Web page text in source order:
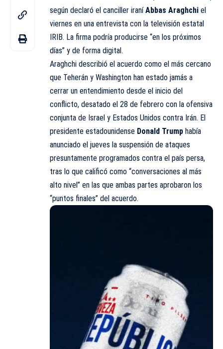
según declaró el canciller iraníAbbas Araghchi el
viernes en una entrevista con la televisión estatal
IRIB. La firma podría producirse “en los próximos
días” y de forma digital.
Araghchi describió el acuerdo como el más cercano
que Teherán y Washington han estado jamás a
cerrar un entendimiento desde el inicio del
conflicto, desatado el 28 de febrero con la ofensiva
conjunta de Israel y Estados Unidos contra Irán. El
presidente estadounidense Donald Trump había
anunciado el jueves la suspensión de ataques
presuntamente programados contra el país persa,
tras lo que calificó como “conversaciones al más
alto nivel” en las que ambas partes aprobaron los
“puntos finales” del acuerdo.